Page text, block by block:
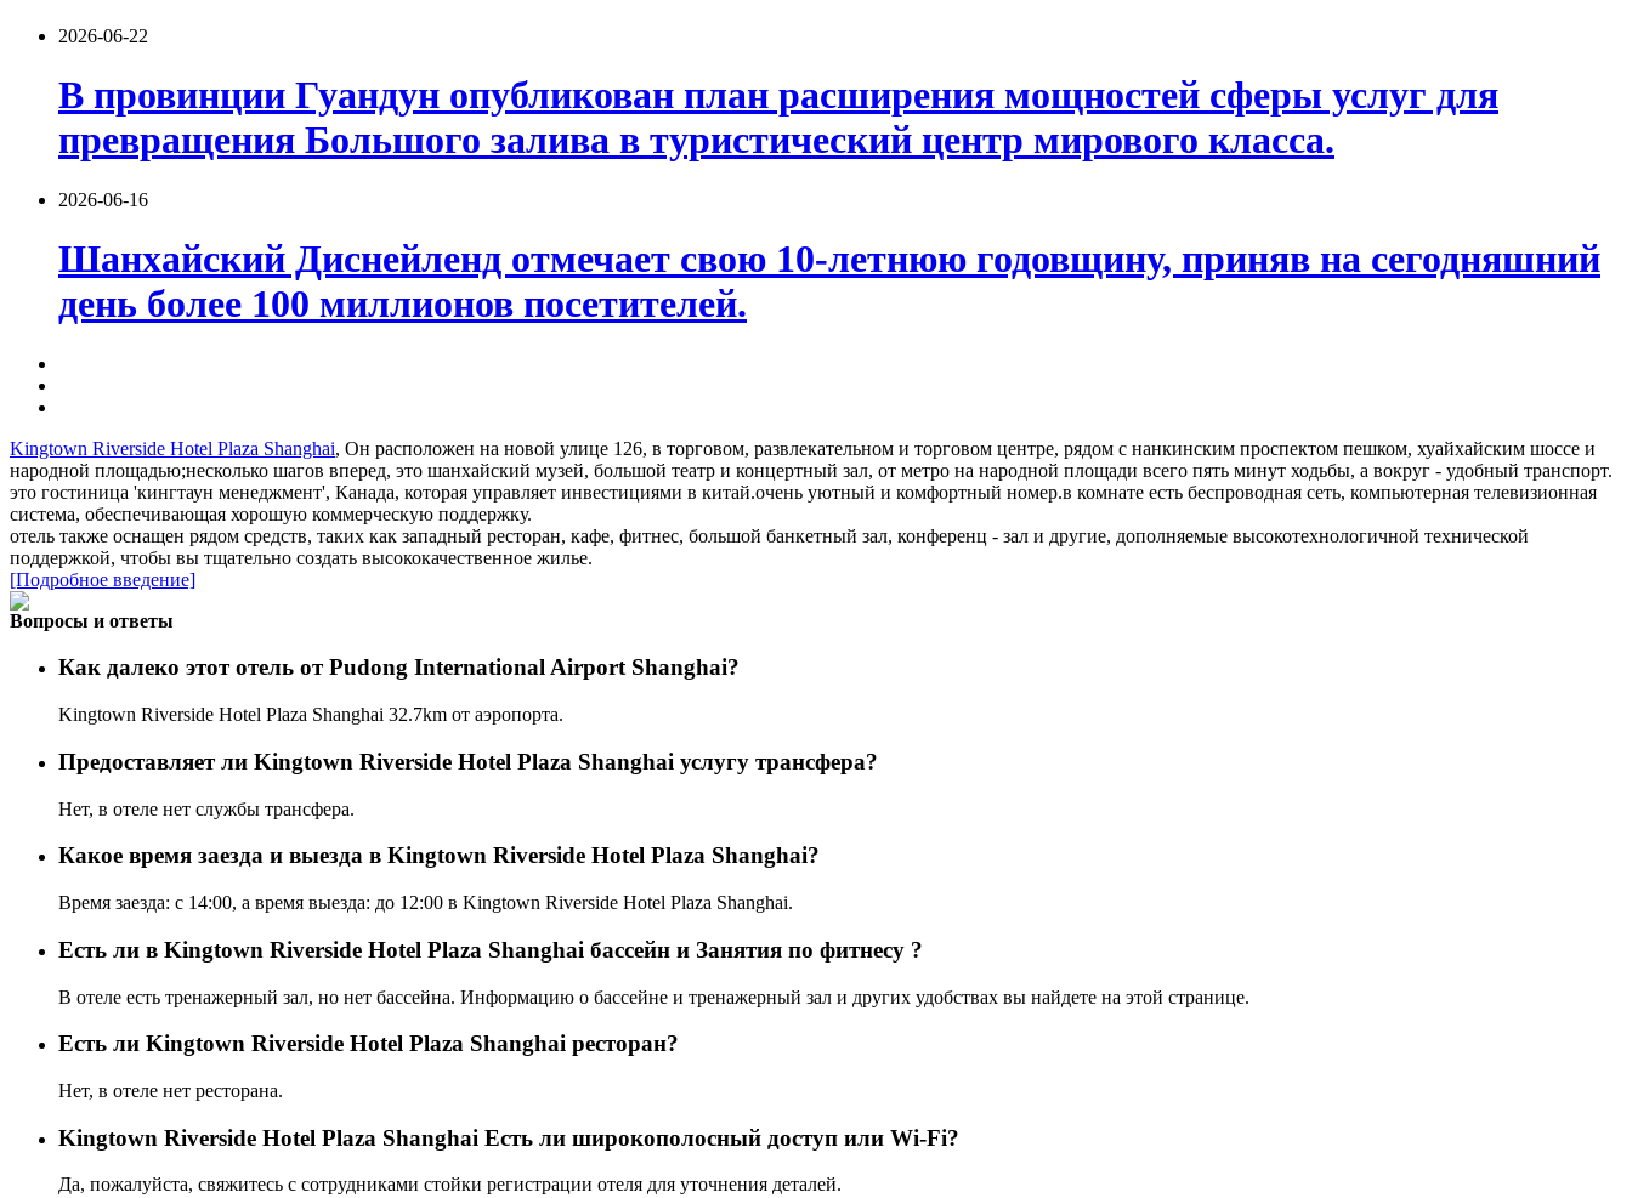
2026-06-22
В провинции Гуандун опубликован план расширения мощностей сферы услуг для
превращения Большого залива в туристический центр мирового класса.
2026-06-16
Шанхайский Диснейленд отмечает свою 10-летнюю годовщину, приняв на сегодняшний
день более 100 миллионов посетителей.
Kingtown Riverside Hotel Plaza Shanghai, Он расположен на новой улице 126, в торговом, развлекательном и торговом центре, рядом с нанкинским проспектом пешком, хуайхайским шоссе и
народной площадью;несколько шагов вперед, это шанхайский музей, большой театр и концертный зал, от метро на народной площади всего пять минут ходьбы, а вокруг - удобный транспорт.
это гостиница 'кингтаун менеджмент', Канада, которая управляет инвестициями в китай.очень уютный и комфортный номер.в комнате есть беспроводная сеть, компьютерная телевизионная
система, обеспечивающая хорошую коммерческую поддержку.
отель также оснащен рядом средств, таких как западный ресторан, кафе, фитнес, большой банкетный зал, конференц - зал и другие, дополняемые высокотехнологичной технической
поддержкой, чтобы вы тщательно создать высококачественное жилье.
[Подробное введение]
Вопросы и ответы
Как далеко этот отель от Pudong International Airport Shanghai?
Kingtown Riverside Hotel Plaza Shanghai 32.7km от аэропорта.
Предоставляет ли Kingtown Riverside Hotel Plaza Shanghai услугу трансфера?
Нет, в отеле нет службы трансфера.
Какое время заезда и выезда в Kingtown Riverside Hotel Plaza Shanghai?
Время заезда: с 14:00, а время выезда: до 12:00 в Kingtown Riverside Hotel Plaza Shanghai.
Есть ли в Kingtown Riverside Hotel Plaza Shanghai бассейн и Занятия по фитнесу ?
В отеле есть тренажерный зал, но нет бассейна. Информацию о бассейне и тренажерный зал и других удобствах вы найдете на этой странице.
Eсть ли Kingtown Riverside Hotel Plaza Shanghai ресторан?
Нет, в отеле нет ресторана.
Kingtown Riverside Hotel Plaza Shanghai Есть ли широкополосный доступ или Wi-Fi?
Да, пожалуйста, свяжитесь с сотрудниками стойки регистрации отеля для уточнения деталей.